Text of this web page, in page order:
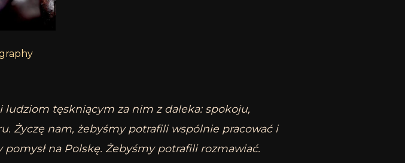
tęskniącym za nim z daleka: spokoju,
Życzę nam, żebyśmy potrafili wspólnie pracować i
na Polskę. Żebyśmy potrafili rozmawiać.